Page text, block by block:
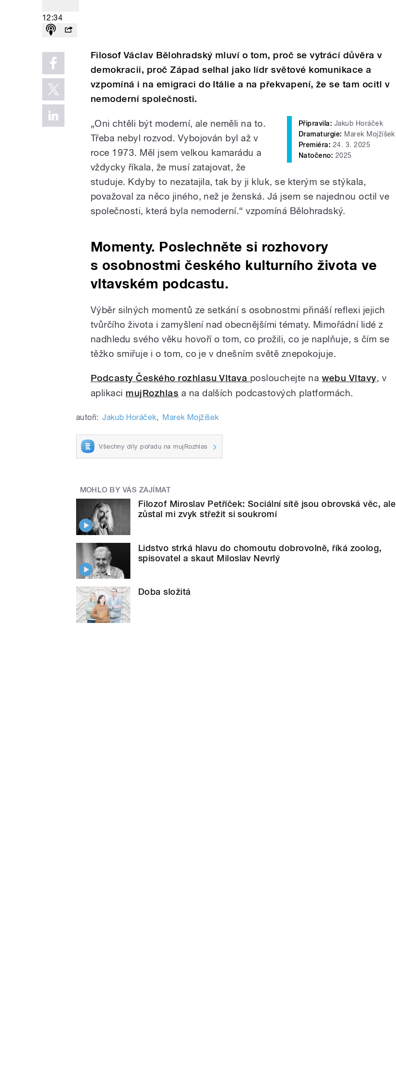
12:34
Filosof Václav Bělohradský mluví o tom, proč se vytrácí důvěra v
demokracii, proč Západ selhal jako lídr světové komunikace a
vzpomíná i na emigraci do Itálie a na překvapení, že se tam ocitl v
nemoderní společnosti.
Připravila: Jakub Horáček
Dramaturgie: Marek Mojžíšek
Premiéra: 24. 3. 2025
Natočeno: 2025
„Oni chtěli být moderní, ale neměli na to.
Třeba nebyl rozvod. Vybojován byl až v
roce 1973. Měl jsem velkou kamarádu a
vždycky říkala, že musí zatajovat, že
studuje. Kdyby to nezatajila, tak by ji kluk, se kterým se stýkala,
považoval za něco jiného, než je ženská. Já jsem se najednou octil ve
společnosti, která byla nemoderní.“ vzpomíná Bělohradský.
Momenty. Poslechněte si rozhovory
s osobnostmi českého kulturního života ve
vltavském podcastu.
Výběr silných momentů ze setkání s osobnostmi přináší reflexi jejich
tvůrčího života i zamyšlení nad obecnějšími tématy. Mimořádní lidé z
nadhledu svého věku hovoří o tom, co prožili, co je naplňuje, s čím se
těžko smiřuje i o tom, co je v dnešním světě znepokojuje.
Podcasty Českého rozhlasu Vltava poslouchejte na webu Vltavy, v
aplikaci mujRozhlas a na dalších podcastových platformách.
autoři: Jakub Horáček, Marek Mojžíšek
Všechny díly pořadu na mujRozhlas
MOHLO BY VÁS ZAJÍMAT
Filozof Miroslav Petříček: Sociální sítě jsou obrovská věc, ale
zůstal mi zvyk střežit si soukromí
Lidstvo strká hlavu do chomoutu dobrovolně, říká zoolog,
spisovatel a skaut Miloslav Nevrlý
Doba složitá